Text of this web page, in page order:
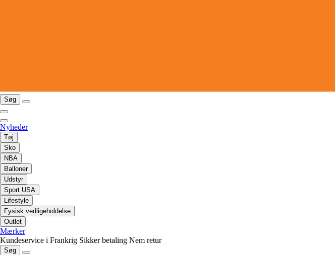
Søg
Nyheder
Tøj
Sko
NBA
Balloner
Udstyr
Sport USA
Lifestyle
Fysisk vedligeholdelse
Outlet
Mærker
Kundeservice i Frankrig Sikker betaling Nem retur
Søg